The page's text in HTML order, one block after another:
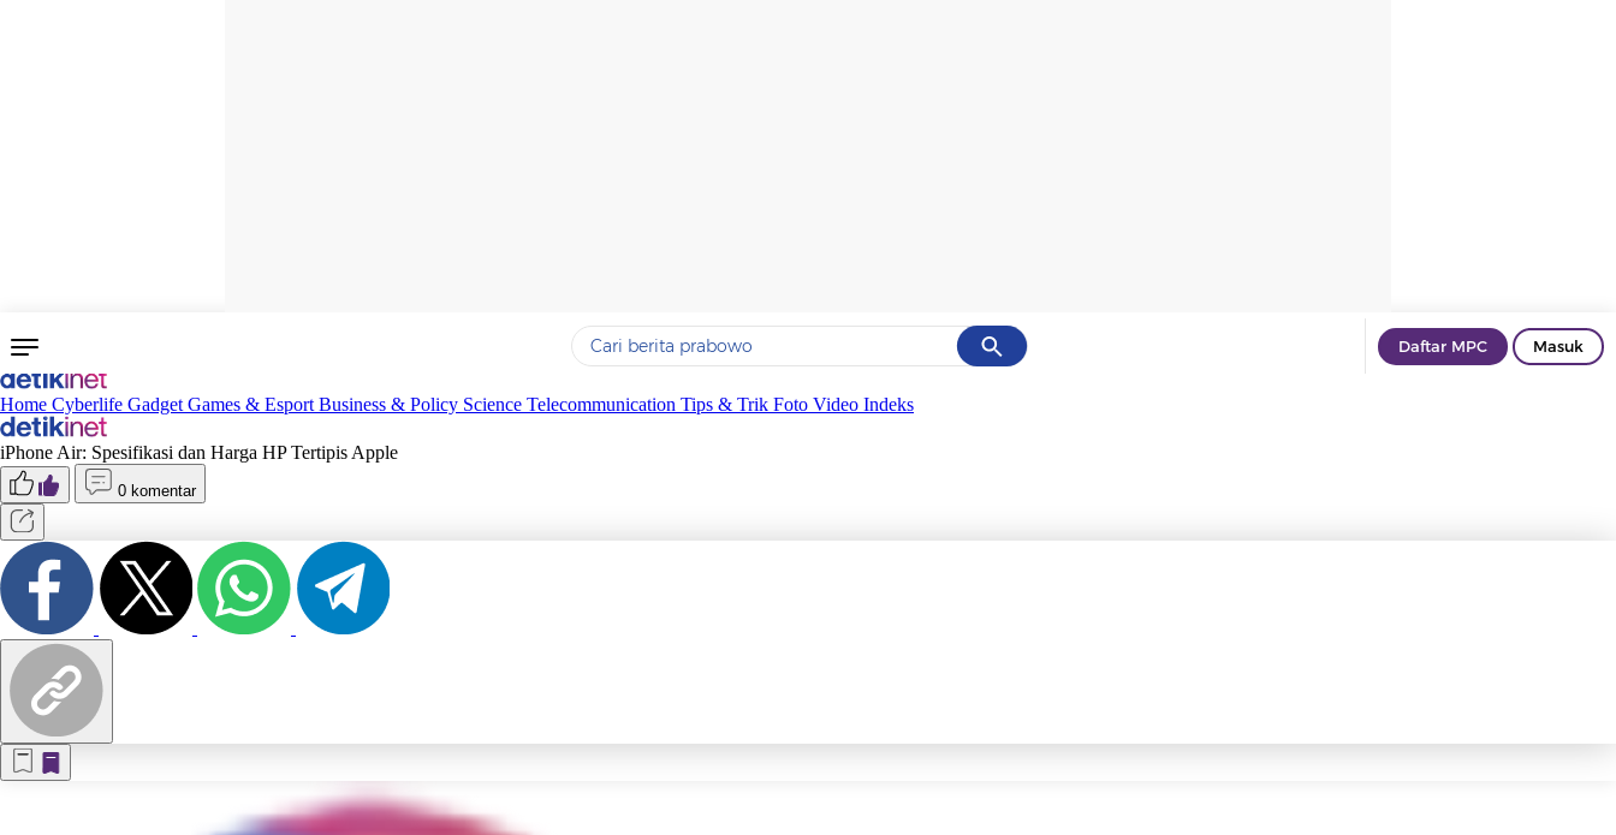
Cancel
Yang sedang ramai dicari
Terakhir yang dicari
Daftar MPC Masuk
Home Cyberlife Gadget Games & Esport Business & Policy Science Telecommunication Tips & Trik Foto Video Indeks
iPhone Air: Spesifikasi dan Harga HP Tertipis Apple
0 komentar